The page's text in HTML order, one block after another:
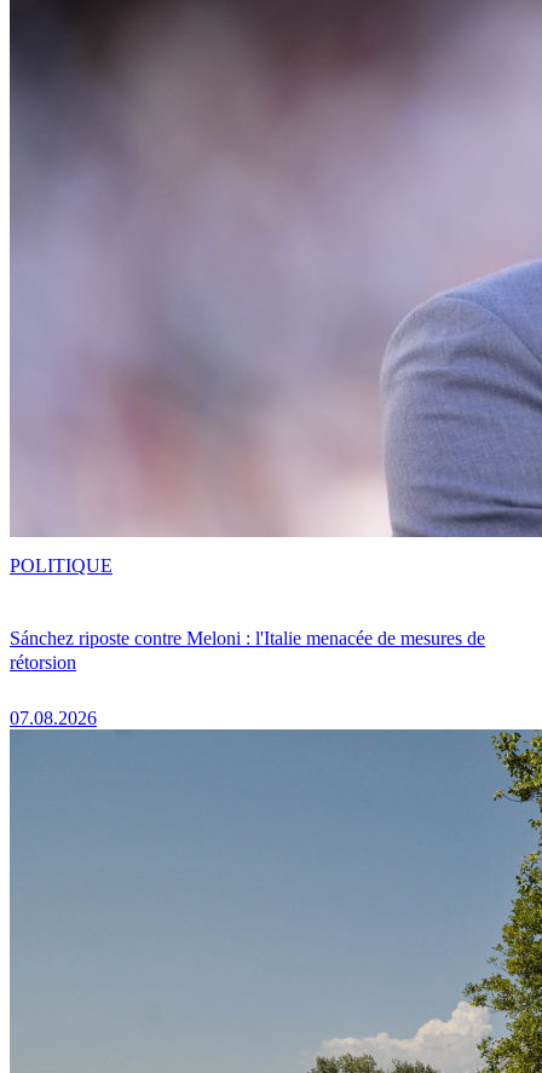
Sánchez riposte contre Meloni : l'Italie menacée de mesures de
rétorsion
07.08.2026
POLITIQUE